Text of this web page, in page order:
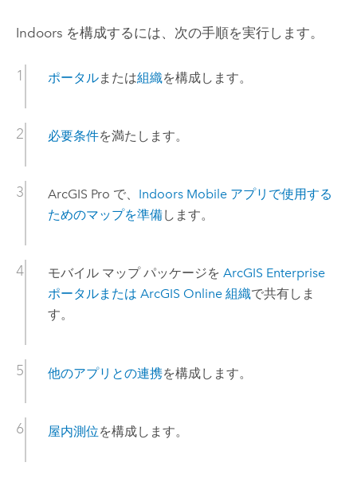
Indoors を構成するには、次の手順を実行します。
ポータルまたは組織を構成します。
必要条件を満たします。
ArcGIS Pro で、 Indoors Mobileアプリで使用する
ためのマップを準備します。
モバイル マップ パッケージを ArcGIS Enterprise
ポータルまたは ArcGIS Online組織で共有しま
す。
他のアプリとの連携を構成します。
屋内測位を構成します。